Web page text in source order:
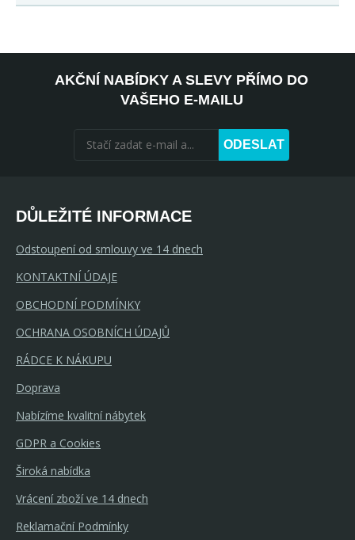
AKČNÍ NABÍDKY A SLEVY PŘÍMO DO
VAŠEHO E-MAILU
ODESLAT
DŮLEŽITÉ INFORMACE
Odstoupení od smlouvy ve 14 dnech
KONTAKTNÍ ÚDAJE
OBCHODNÍ PODMÍNKY
OCHRANA OSOBNÍCH ÚDAJŮ
RÁDCE K NÁKUPU
Doprava
Nabízíme kvalitní nábytek
GDPR a Cookies
Široká nabídka
Vrácení zboží ve 14 dnech
Reklamační Podmínky